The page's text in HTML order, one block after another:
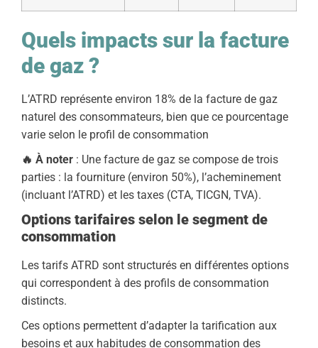
Quels impacts sur la facture
de gaz ?
L’ATRD représente environ 18% de la facture de gaz
naturel des consommateurs, bien que ce pourcentage
varie selon le profil de consommation
🔥 À noter : Une facture de gaz se compose de trois
parties : la fourniture (environ 50%), l’acheminement
(incluant l’ATRD) et les taxes (CTA, TICGN, TVA).
Options tarifaires selon le segment de
consommation
Les tarifs ATRD sont structurés en différentes options
qui correspondent à des profils de consommation
distincts.
‍Ces options permettent d’adapter la tarification aux
besoins et aux habitudes de consommation des